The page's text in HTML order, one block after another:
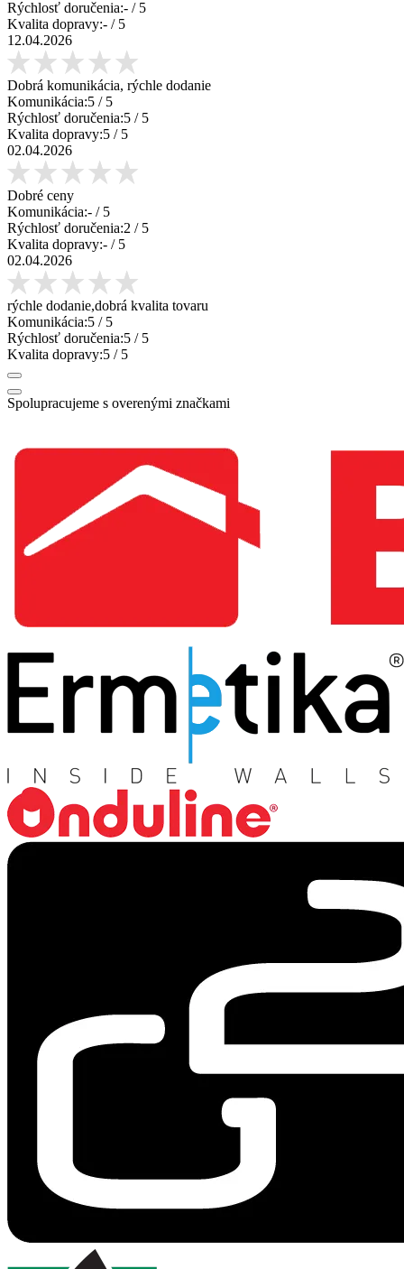
Rýchlosť doručenia:- / 5
Kvalita dopravy:- / 5
12.04.2026
Dobrá komunikácia, rýchle dodanie
Komunikácia:5 / 5
Rýchlosť doručenia:5 / 5
Kvalita dopravy:5 / 5
02.04.2026
Dobré ceny
Komunikácia:- / 5
Rýchlosť doručenia:2 / 5
Kvalita dopravy:- / 5
02.04.2026
rýchle dodanie,dobrá kvalita tovaru
Komunikácia:5 / 5
Rýchlosť doručenia:5 / 5
Kvalita dopravy:5 / 5
Spolupracujeme s overenými značkami